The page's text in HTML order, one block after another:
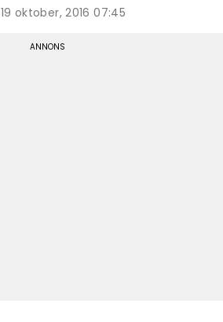
19 oktober, 2016 07:45